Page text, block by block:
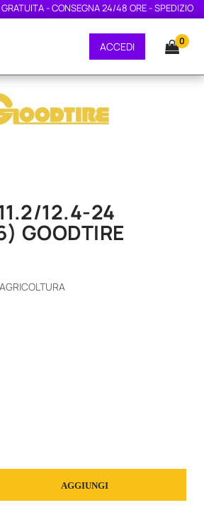
- CONSEGNA 24/48 ORE -
ACCEDI 0
12.4-24
GOODTIRE
AGGIUNGI